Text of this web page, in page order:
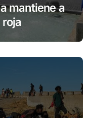
mantiene a
roja